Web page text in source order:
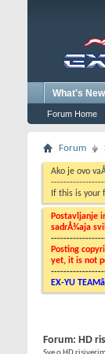
What's
Forum Home
Forum
Ako je ovo
If this is your
Postavljanje
sadrÅ¾aja
Posting
yet, it is not
EX-YU
Forum: HD